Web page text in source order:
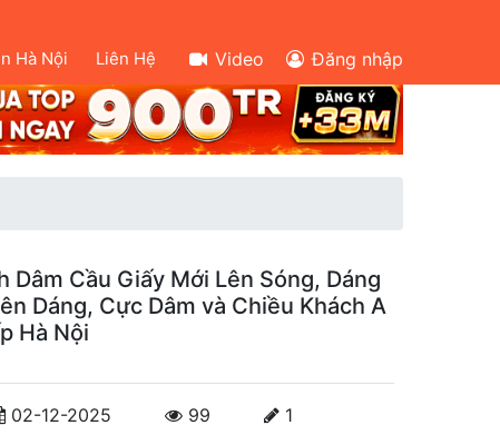
Hà Nội Liên Hệ Video Đăng nhập
Dâm Cầu Giấy Mới Lên Sóng, Dáng
Dáng, Cực Dâm và Chiều Khách A
Hà Nội
02-12-2025 99 1